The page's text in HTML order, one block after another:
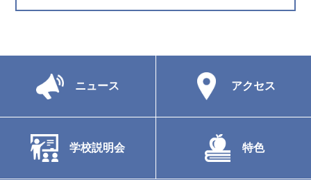
ニュース アクセス
学校説明会 特色